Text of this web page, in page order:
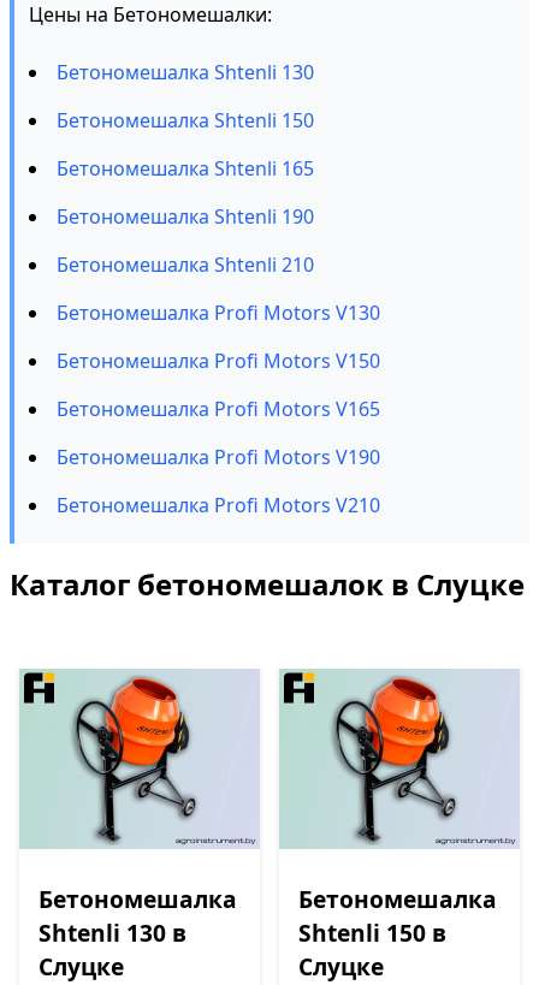
Цены на Бетономешалки:
Бетономешалка Shtenli 130
Бетономешалка Shtenli 150
Бетономешалка Shtenli 165
Бетономешалка Shtenli 190
Бетономешалка Shtenli 210
Бетономешалка Profi Motors V130
Бетономешалка Profi Motors V150
Бетономешалка Profi Motors V165
Бетономешалка Profi Motors V190
Бетономешалка Profi Motors V210
Каталог бетономешалок в Слуцке
Бетономешалка
Shtenli 130 в
Слуцке
Бетономешалка
Shtenli 150 в
Слуцке